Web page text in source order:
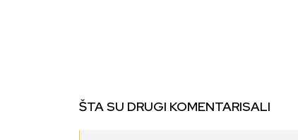
ŠTA SU DRUGI KOMENTARISALI